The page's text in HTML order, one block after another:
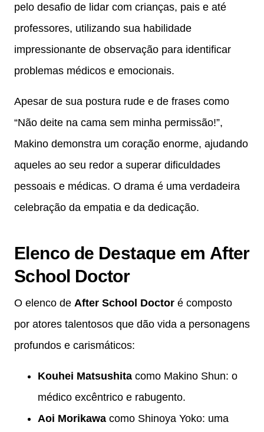
pelo desafio de lidar com crianças, pais e até
professores, utilizando sua habilidade
impressionante de observação para identificar
problemas médicos e emocionais.
Apesar de sua postura rude e de frases como
“Não deite na cama sem minha permissão!”,
Makino demonstra um coração enorme, ajudando
aqueles ao seu redor a superar dificuldades
pessoais e médicas. O drama é uma verdadeira
celebração da empatia e da dedicação.
Elenco de Destaque em After
School Doctor
O elenco de After School Doctor é composto
por atores talentosos que dão vida a personagens
profundos e carismáticos:
Kouhei Matsushita como Makino Shun: o
médico excêntrico e rabugento.
Aoi Morikawa como Shinoya Yoko: uma